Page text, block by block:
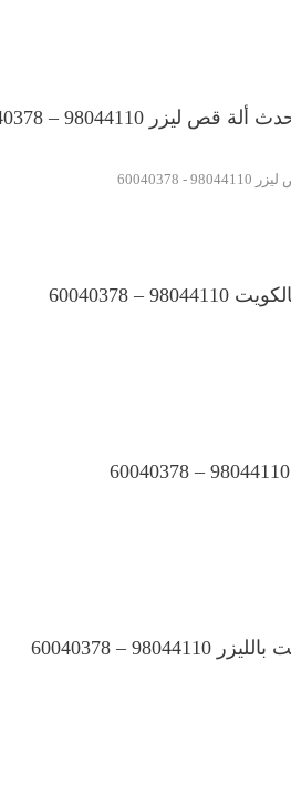
98044110 – 60040378
60040378
– 60040378